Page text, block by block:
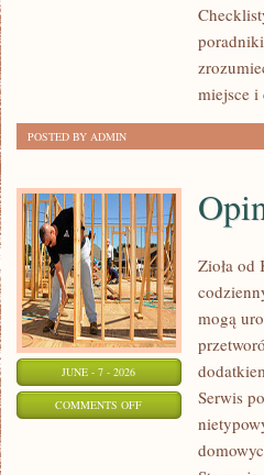
miejsce i
POSTED BY ADMIN
JUNE - 7 - 2026
COMMENTS OFFON
Zioła od
mogą
Serwis